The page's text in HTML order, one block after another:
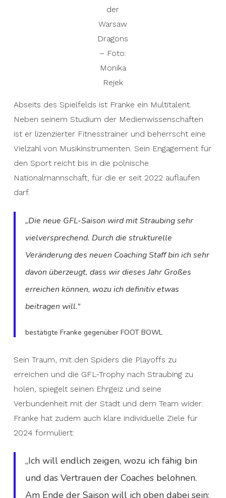
der
Warsaw
Dragons
– Foto:
Monika
Rejek
Abseits des Spielfelds ist Franke ein Multitalent.
Neben seinem Studium der Medienwissenschaften
ist er lizenzierter Fitnesstrainer und beherrscht eine
Vielzahl von Musikinstrumenten. Sein Engagement für
den Sport reicht bis in die polnische
Nationalmannschaft, für die er seit 2022 auflaufen
darf.
„Die neue GFL-Saison wird mit Straubing sehr
vielversprechend. Durch die strukturelle
Veränderung des neuen Coaching Staff bin ich sehr
davon überzeugt, dass wir dieses Jahr Großes
erreichen können, wozu ich definitiv etwas
beitragen will.“
bestätigte Franke gegenüber FOOT BOWL
Sein Traum, mit den Spiders die Playoffs zu
erreichen und die GFL-Trophy nach Straubing zu
holen, spiegelt seinen Ehrgeiz und seine
Verbundenheit mit der Stadt und dem Team wider.
Franke hat zudem auch klare individuelle Ziele für
2024 formuliert:
„Ich will endlich zeigen, wozu ich fähig bin
und das Vertrauen der Coaches belohnen.
Am Ende der Saison will ich oben dabei sein: